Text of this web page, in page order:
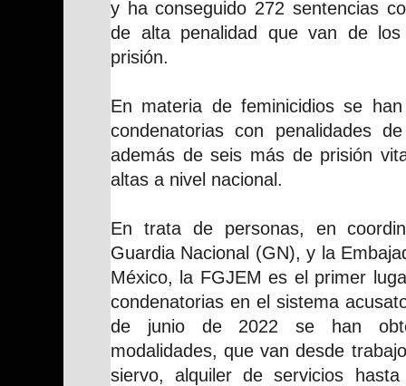
y ha conseguido 272 sentencias
de alta penalidad que van de
prisión.
En materia de feminicidios se
condenatorias con penalidades
además de seis más de prisión
altas a nivel nacional.
En trata de personas, en
Guardia Nacional (GN), y la
México, la FGJEM es el primer
condenatorias en el sistema
de junio de 2022 se han
modalidades, que van desde
siervo, alquiler de servicios